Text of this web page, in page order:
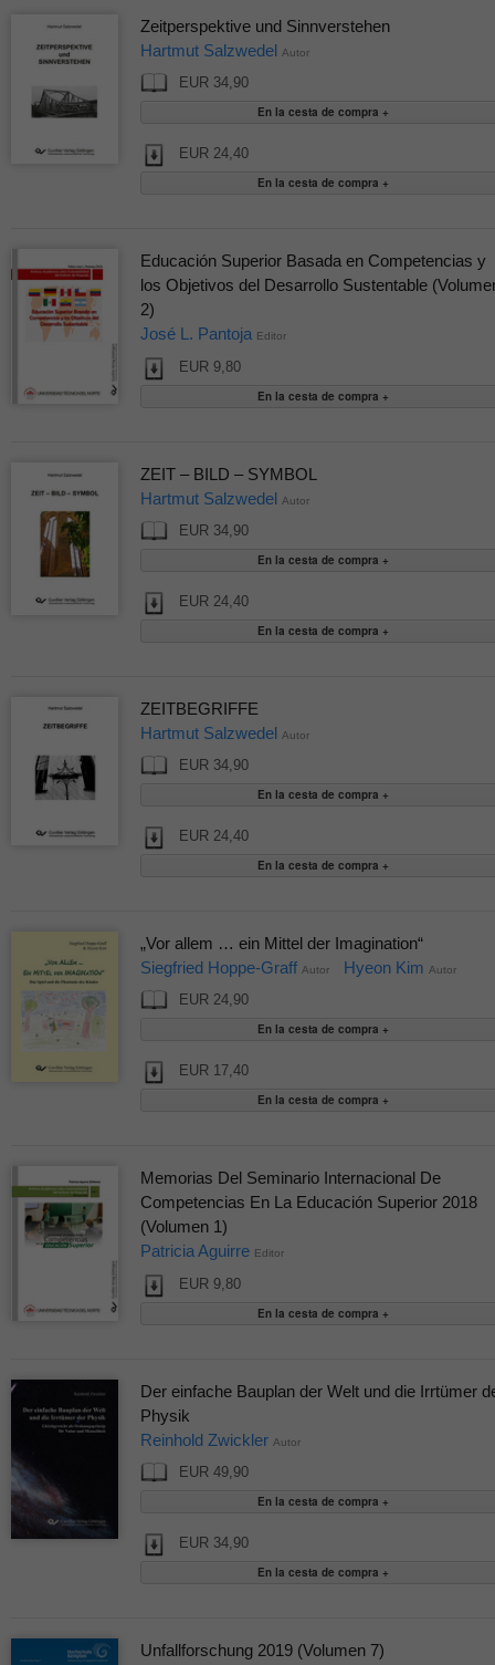
Zeitperspektive und Sinnverstehen
Hartmut Salzwedel Autor
EUR 34,90
EUR 24,40
Educación Superior Basada en Competencias y
los Objetivos del Desarrollo Sustentable
2)
José L. Pantoja Editor
EUR 9,80
ZEIT – BILD – SYMBOL
Hartmut Salzwedel Autor
EUR 34,90
EUR 24,40
ZEITBEGRIFFE
Hartmut Salzwedel Autor
EUR 34,90
EUR 24,40
„Vor allem … ein Mittel der Imagination“
Siegfried Hoppe-Graff Autor Hyeon Kim Autor
EUR 24,90
EUR 17,40
Memorias Del Seminario Internacional De
Competencias En La Educación Superior 2018
(Volumen 1)
Patricia Aguirre Editor
EUR 9,80
Der einfache Bauplan der Welt und die Irrtümer
Physik
Reinhold Zwickler Autor
EUR 49,90
EUR 34,90
Unfallforschung 2019 (Volumen 7)